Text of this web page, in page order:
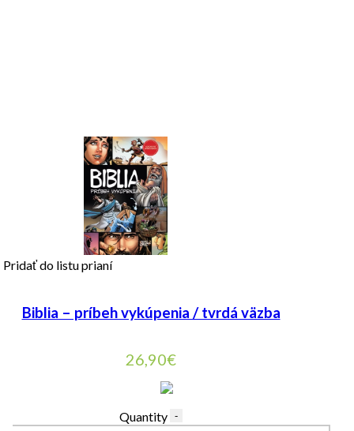
Pridať do listu prianí
Biblia – príbeh vykúpenia / tvrdá väzba
26,90€
Quantity -